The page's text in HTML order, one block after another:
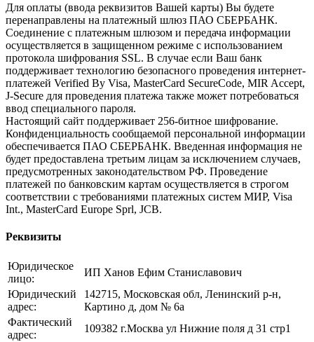
Для оплаты (ввода реквизитов Вашей карты) Вы будете
перенаправлены на платежный шлюз ПАО СБЕРБАНК.
Соединение с платежным шлюзом и передача информации
осуществляется в защищенном режиме с использованием
протокола шифрования SSL. В случае если Ваш банк
поддерживает технологию безопасного проведения интернет-
платежей Verified By Visa, MasterCard SecureCode, MIR Accept,
J-Secure для проведения платежа также может потребоваться
ввод специального пароля.
Настоящий сайт поддерживает 256-битное шифрование.
Конфиденциальность сообщаемой персональной информации
обеспечивается ПАО СБЕРБАНК. Введенная информация не
будет предоставлена третьим лицам за исключением случаев,
предусмотренных законодательством РФ. Проведение
платежей по банковским картам осуществляется в строгом
соответствии с требованиями платежных систем МИР, Visa
Int., MasterCard Europe Sprl, JCB.
Реквизиты
Юридическое
лицо:
ИП Ханов Ефим Станиславович
Юридический
адрес:
142715, Московская обл, Ленинский р-н,
Картино д, дом № 6а
Фактический
адрес:
109382 г.Москва ул Нижние поля д 31 стр1